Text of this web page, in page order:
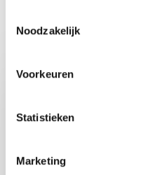
Noodzakelijk
Voorkeuren
Statistieken
Marketing
Bekijk ook
producten